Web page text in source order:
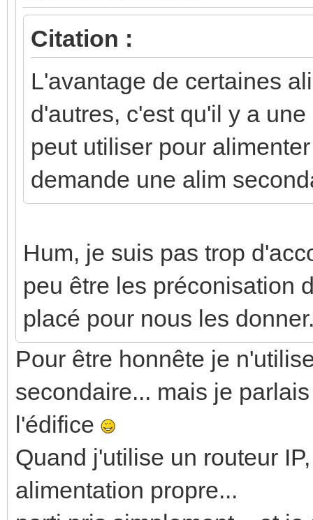
Citation :
L'avantage de certaines
d'autres, c'est qu'il y a
peut utiliser pour
demande une alim
Hum, je suis pas trop
peu être les préconisation
placé pour nous les
Pour être honnête je
secondaire... mais je
l'édifice
Quand j'utilise un routeur
alimentation propre...